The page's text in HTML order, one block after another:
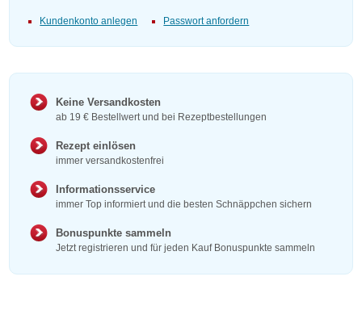
Kundenkonto anlegen Passwort anfordern
Keine Versandkosten
ab 19 € Bestellwert und bei Rezeptbestellungen
Rezept einlösen
immer versandkostenfrei
Informationsservice
immer Top informiert und die besten Schnäppchen sichern
Bonuspunkte sammeln
Jetzt registrieren und für jeden Kauf Bonuspunkte sammeln